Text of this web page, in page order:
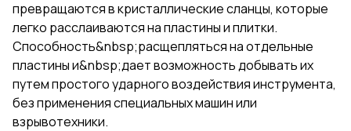
превращаются в кристаллические сланцы, которые
легко расслаиваются на пластины и плитки.
Способность&nbsp;расщепляться на отдельные
пластины и&nbsp;дает возможность добывать их
путем простого ударного воздействия инструмента,
без применения специальных машин или
взрывотехники.